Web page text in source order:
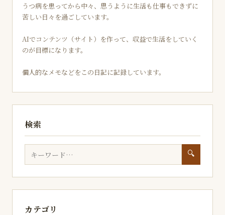
うつ病を患ってから中々、思うように生活も仕事もできずに
苦しい日々を過ごしています。
AIでコンテンツ（サイト）を作って、収益で生活をしていく
のが目標になります。
個人的なメモなどをこの日記に記録しています。
検索
🔍
カテゴリ